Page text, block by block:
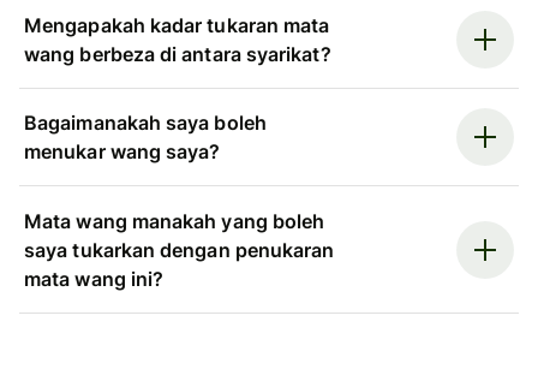
Mengapakah kadar tukaran mata
wang berbeza di antara syarikat?
Bagaimanakah saya boleh
menukar wang saya?
Mata wang manakah yang boleh
saya tukarkan dengan penukaran
mata wang ini?